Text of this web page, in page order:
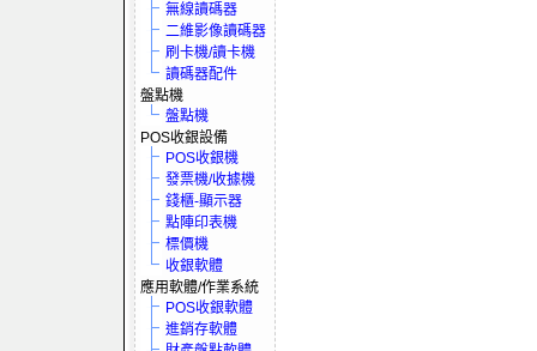
無線讀碼器
二維影像讀碼器
刷卡機/讀卡機
讀碼器配件
盤點機
盤點機
POS收銀設備
POS收銀機
發票機/收據機
錢櫃-顯示器
點陣印表機
標價機
收銀軟體
應用軟體/作業系統
POS收銀軟體
進銷存軟體